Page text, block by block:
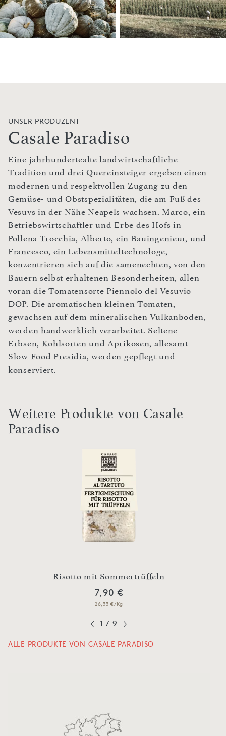
UNSER PRODUZENT
Casale Paradiso
Eine jahrhundertealte landwirtschaftliche
Tradition und drei Quereinsteiger ergeben einen
modernen und respektvollen Zugang zu den
Gemüse- und Obstspezialitäten, die am Fuß des
Vesuvs in der Nähe Neapels wachsen. Marco, ein
Betriebswirtschaftler und Erbe des Hofs in
Pollena Trocchia, Alberto, ein Bauingenieur, und
Francesco, ein Lebensmitteltechnologe,
konzentrieren sich auf die samenechten, von den
Bauern selbst erhaltenen Besonderheiten, allen
voran die Tomatensorte Piennolo del Vesuvio
DOP. Die aromatischen kleinen Tomaten,
gewachsen auf dem mineralischen Vulkanboden,
werden handwerklich verarbeitet. Seltene
Erbsen, Kohlsorten und Aprikosen, allesamt
Slow Food Presidia, werden gepflegt und
konserviert.
Weitere Produkte von Casale
Paradiso
Risotto mit Sommertrüffeln
7,90 €
26,33 €/Kg
1 / 9
ALLE PRODUKTE VON CASALE PARADISO